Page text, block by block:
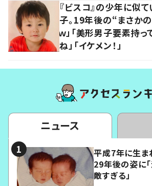
『ビスコ』の少年に似
子。19年後の“まさか
ｗ」「美形男子要素持
ね」「イケメン！」
ニュース
平成7年に生
29年後の姿に
敵すぎる」